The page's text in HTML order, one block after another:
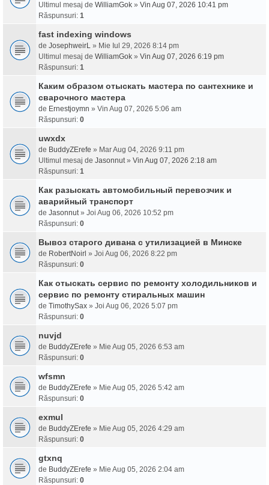
Ultimul mesaj de WilliamGok » Vin Aug 07, 2026 10:41 pm
Răspunsuri: 1
fast indexing windows
de JosephweirL » Mie Iul 29, 2026 8:14 pm
Ultimul mesaj de WilliamGok » Vin Aug 07, 2026 6:19 pm
Răspunsuri: 1
Каким образом отыскать мастера по сантехнике и
сварочного мастера
de Ernestjoymn » Vin Aug 07, 2026 5:06 am
Răspunsuri: 0
uwxdx
de BuddyZErefe » Mar Aug 04, 2026 9:11 pm
Ultimul mesaj de Jasonnut» Vin Aug 07, 2026 2:18 am
Răspunsuri: 1
Как разыскать автомобильный перевозчик и
аварийный транспорт
de Jasonnut» Joi Aug 06, 2026 10:52 pm
Răspunsuri: 0
Вывоз старого дивана с утилизацией в Минске
de RobertNoirl » Joi Aug 06, 2026 8:22 pm
Răspunsuri: 0
Как отыскать сервис по ремонту холодильников и
сервис по ремонту стиральных машин
de TimothySax » Joi Aug 06, 2026 5:07 pm
Răspunsuri: 0
nuvjd
de BuddyZErefe » Mie Aug 05, 2026 6:53 am
Răspunsuri: 0
wfsmn
de BuddyZErefe » Mie Aug 05, 2026 5:42 am
Răspunsuri: 0
exmul
de BuddyZErefe » Mie Aug 05, 2026 4:29 am
Răspunsuri: 0
gtxnq
de BuddyZErefe » Mie Aug 05, 2026 2:04 am
Răspunsuri: 0